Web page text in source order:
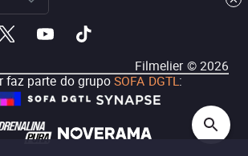
Filmelier ©2026
faz parte do grupoSOFA DGTL: